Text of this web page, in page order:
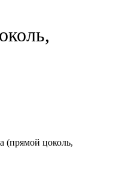
(прямой цоколь,